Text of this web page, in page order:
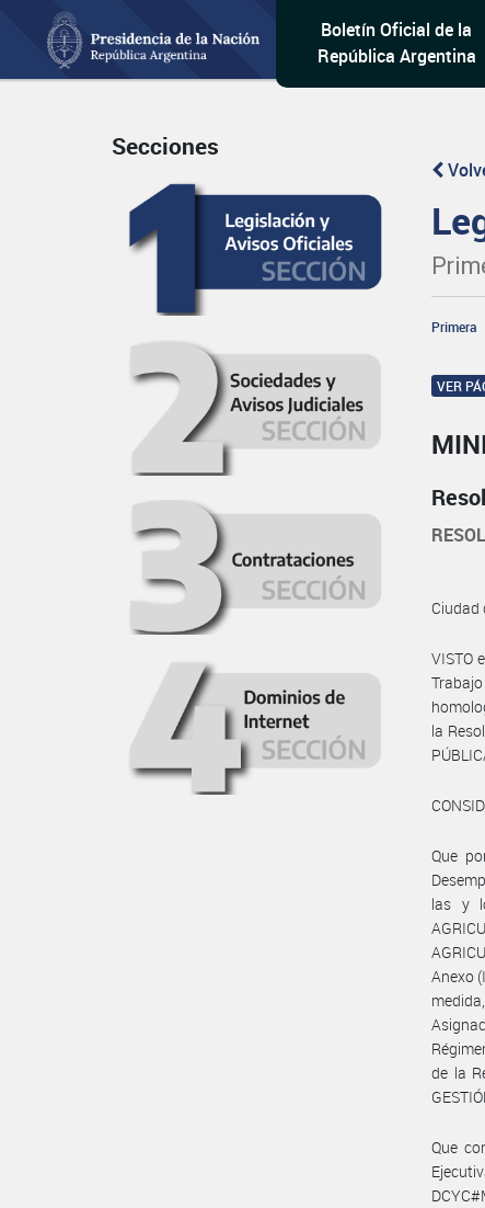
Boletín Oficial de la
República Argentina
Secciones
Primera
VER
Ciudad
VISTO
la
Que
las y
Anexo
de la
Que